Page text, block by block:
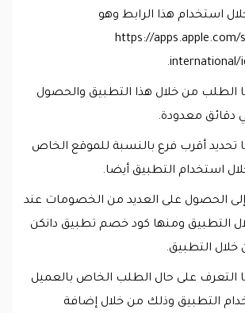
استخدام هذا الرابط وهو
https://apps.apple.com/
international/
الطلب من خلال هذا التطبيق والحصول
دقائق معدودة.
تحديد أقرب فرع بالنسبة للموقع الخاص
استخدام التطبيق أيضا.
إلى الحصول على العديد من الخصومات عند
التطبيق ومنها كود خصم تطبيق دانكن
التطبيق.
التعرف على حال الطلب الخاص بالعميل
التطبيق وذلك من خلال إضافة